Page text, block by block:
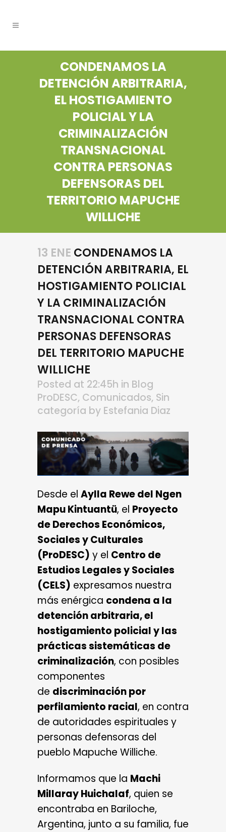
CONDENAMOS LA
DETENCIÓN ARBITRARIA,
EL HOSTIGAMIENTO
POLICIAL Y LA
CRIMINALIZACIÓN
TRANSNACIONAL
CONTRA PERSONAS
DEFENSORAS DEL
TERRITORIO MAPUCHE
WILLICHE
13 ENE CONDENAMOS LA
DETENCIÓN ARBITRARIA, EL
HOSTIGAMIENTO POLICIAL
Y LA CRIMINALIZACIÓN
TRANSNACIONAL CONTRA
PERSONAS DEFENSORAS
DEL TERRITORIO MAPUCHE
WILLICHE
Posted at 22:45h in Blog
ProDESC, Comunicados, Sin
categoría by Estefania Diaz
Desde el Aylla Rewe del Ngen
Mapu Kintuantü, el Proyecto
de Derechos Económicos,
Sociales y Culturales
(ProDESC) y el Centro de
Estudios Legales y Sociales
(CELS) expresamos nuestra
más enérgica condena a la
detención arbitraria, el
hostigamiento policial y las
prácticas sistemáticas de
criminalización, con posibles
componentes
de discriminación por
perfilamiento racial, en contra
de autoridades espirituales y
personas defensoras del
pueblo Mapuche Williche.
Informamos que la Machi
Millaray Huichalaf, quien se
encontraba en Bariloche,
Argentina, junto a su familia, fue